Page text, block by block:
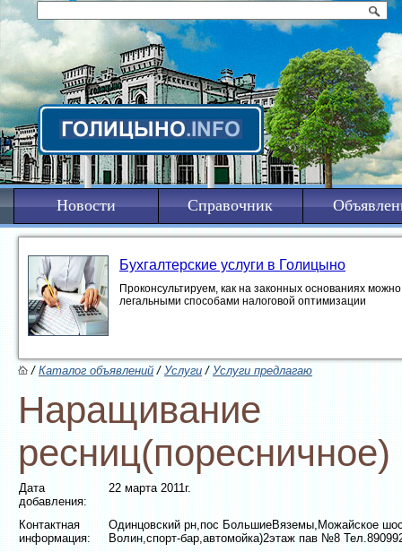
Новости Справочник
Бухгалтерские услуги в Голицыно
Проконсультируем, как на законных основаниях
легальными способами налоговой оптимизации
/Каталог объявлений/Услуги /Услуги предлагаю
Наращивание
ресниц(поресничное)
Дата
добавления:
22 марта 2011г.
Контактная
информация:
Одинцовский рн,пос БольшиеВяземы,Можайское
Волин,спорт-бар,автомойка)2этаж пав №8